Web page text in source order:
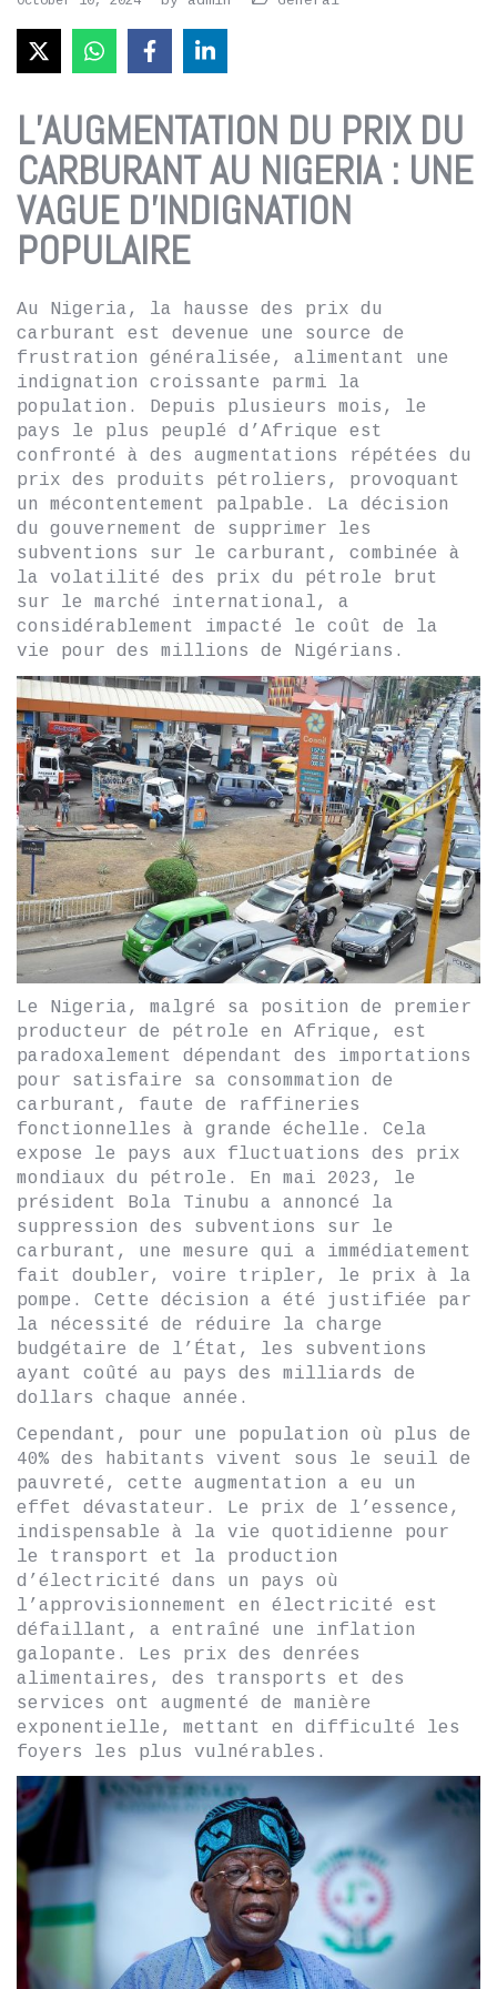
L’AUGMENTATION DU PRIX DU
CARBURANT AU NIGERIA : UNE
VAGUE D’INDIGNATION
POPULAIRE
Au Nigeria, la hausse des prix du
carburant est devenue une source de
frustration généralisée, alimentant une
indignation croissante parmi la
population. Depuis plusieurs mois, le
pays le plus peuplé d’Afrique est
confronté à des augmentations répétées du
prix des produits pétroliers, provoquant
un mécontentement palpable. La décision
du gouvernement de supprimer les
subventions sur le carburant, combinée à
la volatilité des prix du pétrole brut
sur le marché international, a
considérablement impacté le coût de la
vie pour des millions de Nigérians.
Le Nigeria, malgré sa position de premier
producteur de pétrole en Afrique, est
paradoxalement dépendant des importations
pour satisfaire sa consommation de
carburant, faute de raffineries
fonctionnelles à grande échelle. Cela
expose le pays aux fluctuations des prix
mondiaux du pétrole. En mai 2023, le
président Bola Tinubu a annoncé la
suppression des subventions sur le
carburant, une mesure qui a immédiatement
fait doubler, voire tripler, le prix à la
pompe. Cette décision a été justifiée par
la nécessité de réduire la charge
budgétaire de l’État, les subventions
ayant coûté au pays des milliards de
dollars chaque année.
Cependant, pour une population où plus de
40% des habitants vivent sous le seuil de
pauvreté, cette augmentation a eu un
effet dévastateur. Le prix de l’essence,
indispensable à la vie quotidienne pour
le transport et la production
d’électricité dans un pays où
l’approvisionnement en électricité est
défaillant, a entraîné une inflation
galopante. Les prix des denrées
alimentaires, des transports et des
services ont augmenté de manière
exponentielle, mettant en difficulté les
foyers les plus vulnérables.